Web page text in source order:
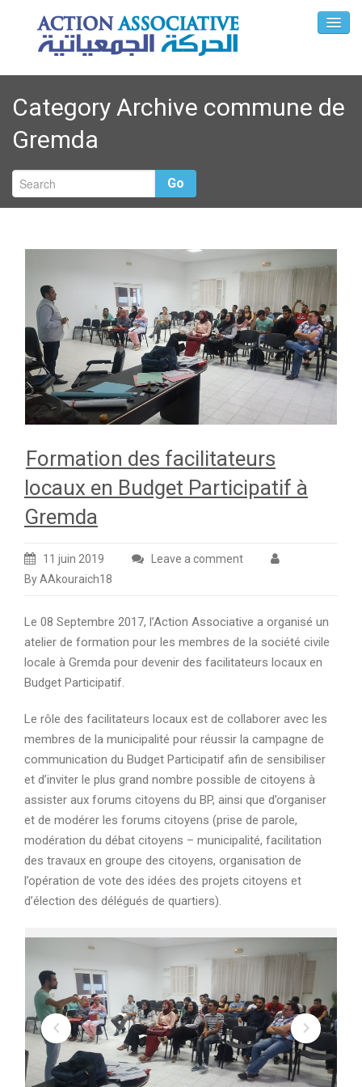
Category Archive commune de
Gremda
Go
Formation des facilitateurs
locaux en Budget Participatif à
Gremda
11 juin 2019
Leave a comment
By AAkouraich18
Le 08 Septembre 2017, l’Action Associative a organisé un
atelier de formation pour les membres de la société civile
locale à Gremda pour devenir des facilitateurs locaux en
Budget Participatif.
Le rôle des facilitateurs locaux est de collaborer avec les
membres de la municipalité pour réussir la campagne de
communication du Budget Participatif afin de sensibiliser
et d’inviter le plus grand nombre possible de citoyens à
assister aux forums citoyens du BP, ainsi que d’organiser
et de modérer les forums citoyens (prise de parole,
modération du débat citoyens – municipalité, facilitation
des travaux en groupe des citoyens, organisation de
l’opération de vote des idées des projets citoyens et
d’élection des délégués de quartiers).